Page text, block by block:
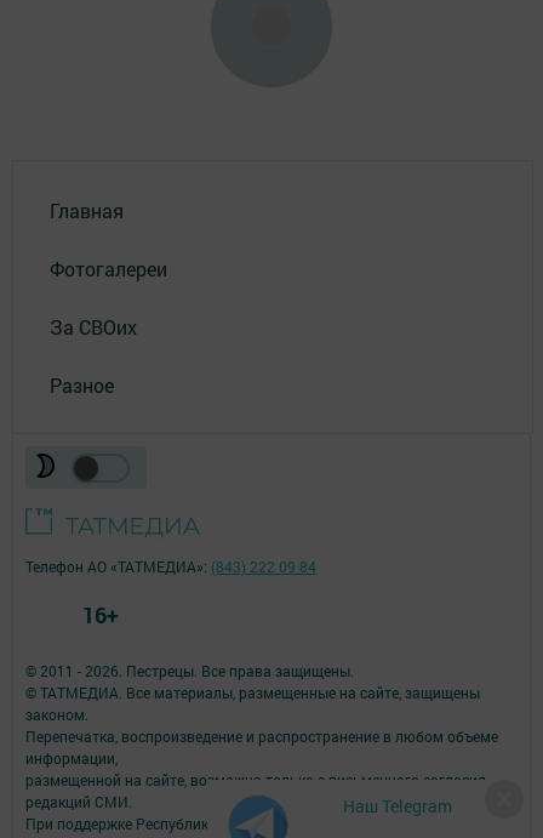
Главная
Фотогалереи
За СВОих
Разное
Наш Telegram
© 2011 - 2026. Пестрецы. Все права защищены.
© ТАТМЕДИА. Все материалы, размещенные на сайте, защищены
законом.
Перепечатка, воспроизведение и распространение в любом объеме
информации,
размещенной на сайте, возможна только с письменного согласия
редакций СМИ.
При поддержке Республиканского агентства по печати и массовым
Телефон АО «ТАТМЕДИА»: (843) 222 09 84
16+